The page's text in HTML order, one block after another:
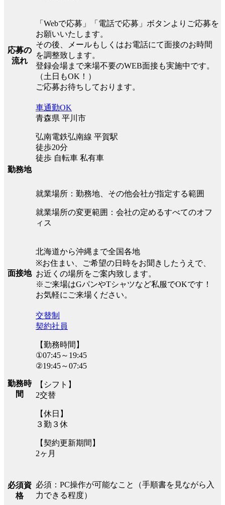
応募の
流れ
「Webで応募」「電話で応募」ボタンよりご応募を
お願いいたします。
その後、メールもしくはお電話にて面接のお時間
を調整致します。
登録会場まで来場不要のWEB面接も実施中です。
（土日もOK！）
ご応募お待ちしております。
勤務地
車通勤OK
青森県 平川市
弘南電鉄弘南線 平賀駅
徒歩20分
徒歩 自転車 私有車
就業場所：勤務地、その他会社が指定する範囲
就業場所の変更範囲：会社の定めるすべてのオフ
ィス
面接地
北海道から沖縄まで全国各地
※お住まい、ご希望の日時をお聞きしたうえで、
お近くの場所をご案内致します。
※ご来場はGパンやTシャツなど私服でOKです！
お気軽にご来場ください。
勤務時
間
交替制
契約社員
【勤務時間】
①07:45～19:45
②19:45～07:45
【シフト】
2交替
【休日】
３勤３休
【契約更新期間】
2ヶ月
必須資
格
必須：PC操作が可能なこと（手順書を見ながら入
力できる程度）